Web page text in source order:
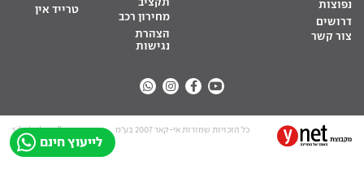
לייעוץ חינם
נפוצות
דרושים
צור קשר
מחירון רכב
הצהרת
נגישות
טרייד אין
כל הזכויות שמורות אי-קאר 2007 בע”מ site by tq.soft